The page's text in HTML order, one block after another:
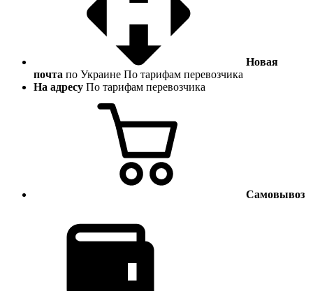
Новая
почта по Украине По тарифам перевозчика
На адресу По тарифам перевозчика
Самовывоз